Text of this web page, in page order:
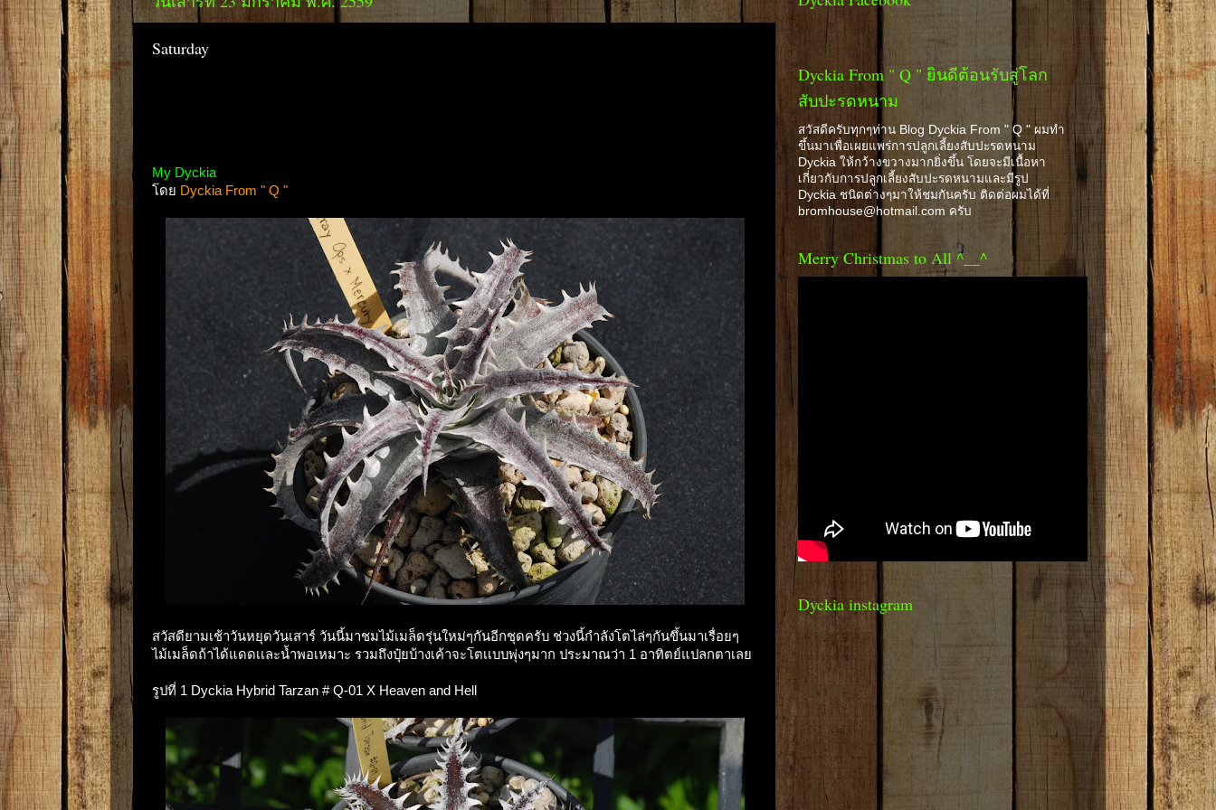
Saturday
My Dyckia
โดย Dyckia From " Q "
สวัสดียามเช้าวันหยุดวันเสาร์ วันนี้มาชมไม้เมล็ดรุ่นใหม่ๆกันอีกชุดครับ ช่วงนี้กำลังโตไล่ๆกันขึ้นมาเรื่อยๆ
ไม้เมล็ดถ้าได้แดดเเละน้ำพอเหมาะ รวมถึงปุ๋ยบ้างเค้าจะโตเเบบพุ่งๆมาก ประมาณว่า 1 อาทิตย์แปลกตาเลย
รูปที่ 1 Dyckia Hybrid Tarzan # Q-01 X Heaven and Hell
Dyckia From " Q " ยินดีต้อนรับสู่โลก
สับปะรดหนาม
สวัสดีครับทุกๆท่าน Blog Dyckia From " Q " ผมทำ
ขึ้นมาเพื่อเผยแพร่การปลูกเลี้ยงสับปะรดหนาม
Dyckia ให้กว้างขวางมากยิ่งขึ้น โดยจะมีเนื้อหา
เกี่ยวกับการปลูกเลี้ยงสับปะรดหนามและมีรูป
Dyckia ชนิดต่างๆมาให้ชมกันครับ ติดต่อผมได้ที่
bromhouse@hotmail.com ครับ
Merry Christmas to All ^__^
Dyckia instagram